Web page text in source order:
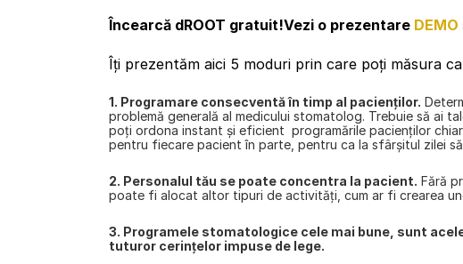
Încearcă dROOT gratuit!Vezi o prezentare DEMO
Îți prezentăm aici 5 moduri prin care poți măsura
1. Programare consecventă în timp al pacienților.
problemă generală al medicului stomatolog. Trebuie să ai
poți ordona instant și eficient  programările pacienților
pentru fiecare pacient în parte, pentru ca la sfârșitul zilei
2. Personalul tău se poate concentra la pacient. Fără
poate fi alocat altor tipuri de activități, cum ar fi crearea
3. Programele stomatologice cele mai bune, sunt
tuturor cerințelor impuse de lege.